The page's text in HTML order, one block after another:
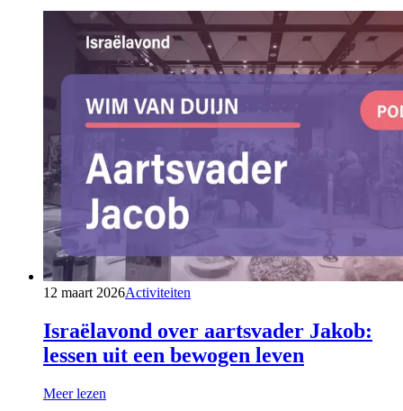
12 maart 2026Activiteiten
Israëlavond over aartsvader Jakob:
lessen uit een bewogen leven
Meer lezen